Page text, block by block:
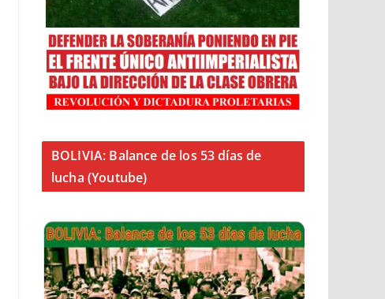
BOLIVIA: Balance de los 53 días de
lucha (Youtube)